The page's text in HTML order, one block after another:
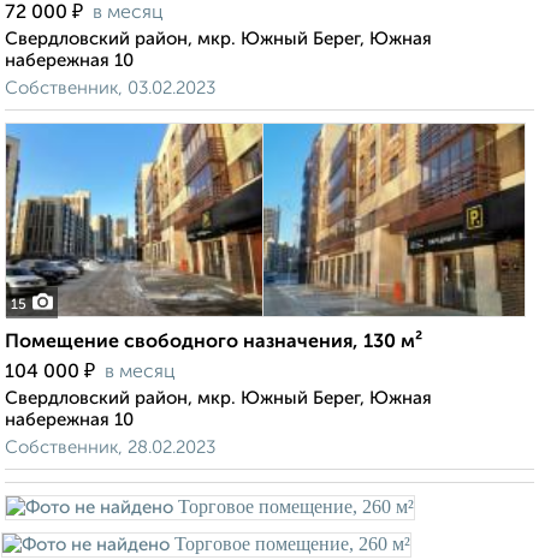
72 000 ₽ в месяц
Свердловский район, мкр. Южный Берег, Южная
набережная 10
Собственник, 03.02.2023
15
Помещение свободного назначения, 130 м²
104 000 ₽ в месяц
Свердловский район, мкр. Южный Берег, Южная
набережная 10
Собственник, 28.02.2023